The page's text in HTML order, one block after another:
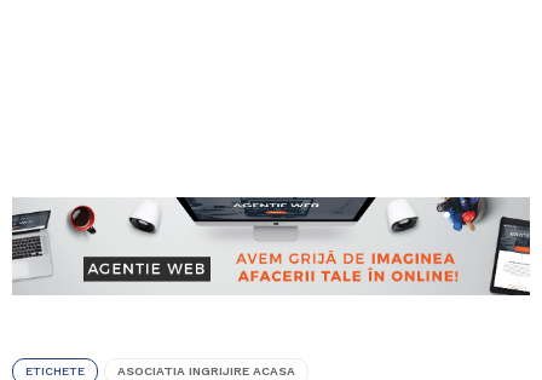
ETICHETE ASOCIATIA INGRIJIRE ACASA